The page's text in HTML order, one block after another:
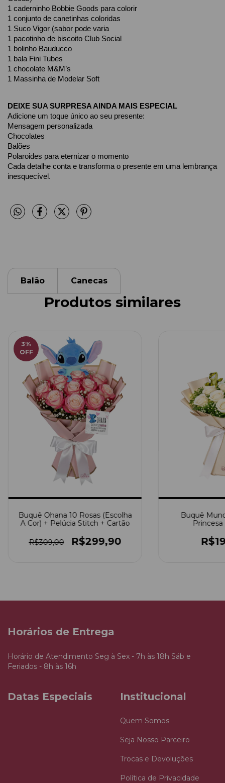
1 caderninho Bobbie Goods para colorir
1 conjunto de canetinhas coloridas
1 Suco Vigor (sabor pode varia
1 pacotinho de biscoito Club Social
1 bolinho Bauducco
1 bala Fini Tubes
1 chocolate M&M’s
1 Massinha de Modelar Soft
DEIXE SUA SURPRESA AINDA MAIS ESPECIAL
Adicione um toque único ao seu presente:
Mensagem personalizada
Chocolates
Balões
Polaroides para eternizar o momento
Cada detalhe conta e transforma o presente em uma lembrança
inesquecível.
Balão Canecas
Produtos similares
3%
OFF
Buquê Ohana 10 Rosas (Escolha
A Cor) + Pelúcia Stitch + Cartão
R$309,00 R$299,90
Buquê
Princesa
Horários de Entrega
Horário de Atendimento Seg à Sex - 7h às 18h Sáb e
Feriados - 8h às 16h
Datas Especiais Institucional
Quem Somos
Seja Nosso Parceiro
Trocas e Devoluções
Política de Privacidade